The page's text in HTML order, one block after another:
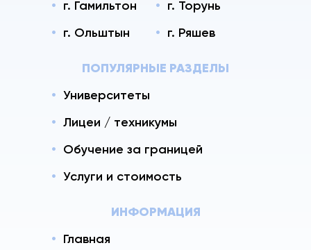
г. Гамильтон
г. Торунь
г. Ольштын
г. Ряшев
ПОПУЛЯРНЫЕ РАЗДЕЛЫ
Университеты
Лицеи / техникумы
Обучение за границей
Услуги и стоимость
ИНФОРМАЦИЯ
Главная